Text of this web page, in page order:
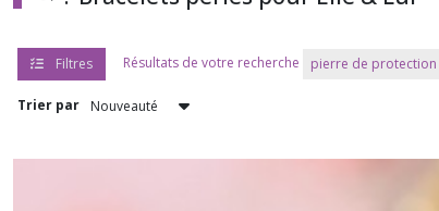
Filtres Résultats de votre recherche pierre de protection
Trier par
Afficher
résultats